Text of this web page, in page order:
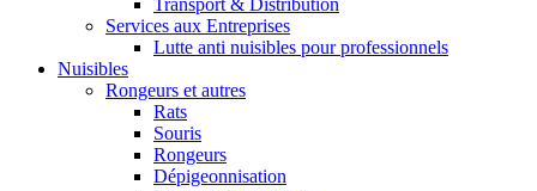
Transport & Distribution
Services aux Entreprises
Lutte anti nuisibles pour professionnels
Nuisibles
Rongeurs et autres
Rats
Souris
Rongeurs
Dépigeonnisation